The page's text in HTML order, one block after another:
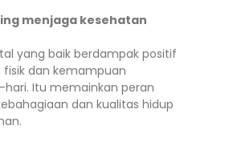
menjaga kesehatan
yang baik berdampak positif
dan kemampuan
Itu memainkan peran
dan kualitas hidup